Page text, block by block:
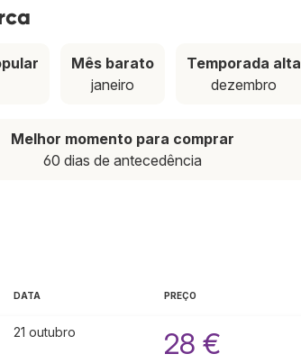
Mês barato
janeiro
Temporada alta
dezembro
Melhor momento para comprar
60 dias de antecedência
DATA PREÇO
21 outubro 28 €